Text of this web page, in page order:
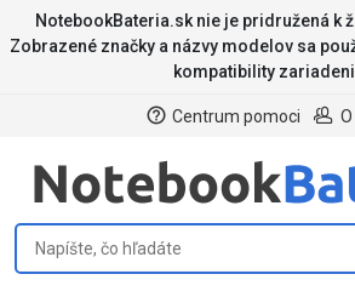
NotebookBateria.sk nie je pridružená k
Zobrazené značky a názvy modelov sa
kompatibility
Centrum pomoci